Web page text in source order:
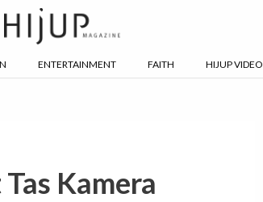
ENTERTAINMENT FAITH HIJUP VIDEO
Kamera